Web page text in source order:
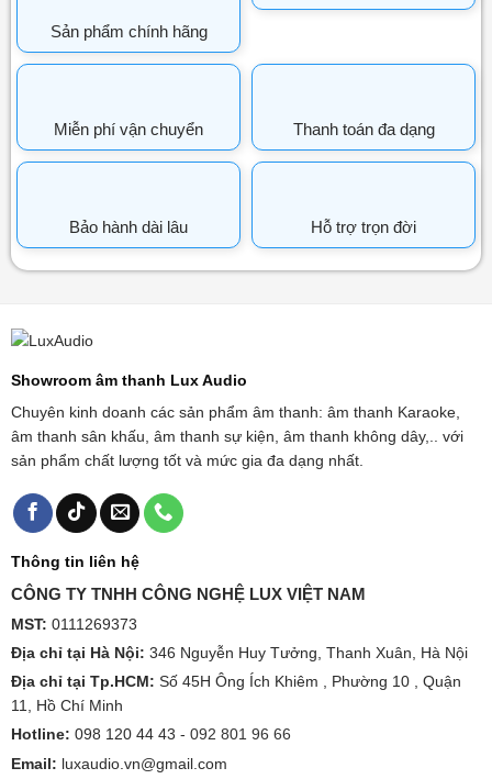
Sản phẩm chính hãng
Miễn phí vận chuyển Thanh toán đa dạng
Bảo hành dài lâu Hỗ trợ trọn đời
Showroom âm thanh Lux Audio
Chuyên kinh doanh các sản phẩm âm thanh: âm thanh Karaoke,
âm thanh sân khấu, âm thanh sự kiện, âm thanh không dây,.. với
sản phẩm chất lượng tốt và mức gia đa dạng nhất.
Thông tin liên hệ
CÔNG TY TNHH CÔNG NGHỆ LUX VIỆT NAM
MST: 0111269373
Địa chỉ tại Hà Nội: 346 Nguyễn Huy Tưởng, Thanh Xuân, Hà Nội
Địa chỉ tại Tp.HCM: Số 45H Ông Ích Khiêm , Phường 10 , Quận
11, Hồ Chí Minh
Hotline: 098 120 44 43 - 092 801 96 66
Email: luxaudio.vn@gmail.com